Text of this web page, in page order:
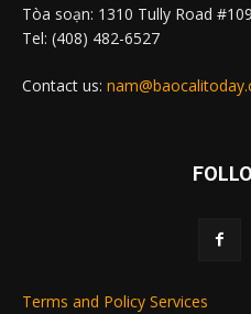
Tòa soạn: 1310 Tully Road
Tel: (408) 482-6527
Contact us:
Terms and Policy Services